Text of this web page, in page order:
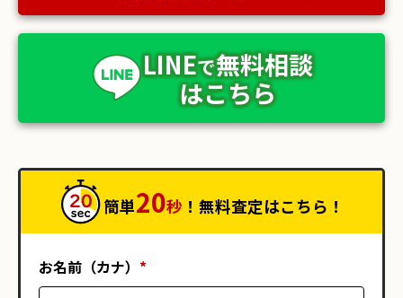
LINEで無料相談
はこちら
簡単20秒 ！無料査定はこちら！
お名前（カナ） *